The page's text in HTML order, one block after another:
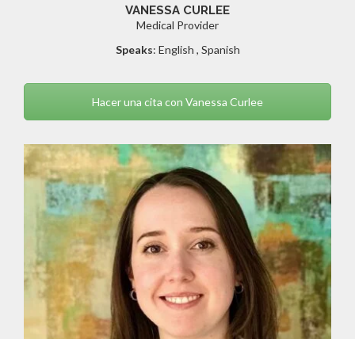
VANESSA CURLEE
Medical Provider
Speaks: English , Spanish
Hacer una cita con Vanessa Curlee